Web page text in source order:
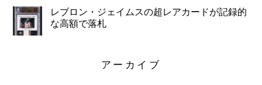
レブロン・ジェイムスの超レアカードが記録的
な高額で落札
アーカイブ